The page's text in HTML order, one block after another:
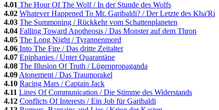
4.01 The Hour Of The Wolf / In der Stunde des Wolfs
4.02 Whatever Happened To Mr. Garibaldi? / Der Letzte des Kha'Ri
4.03 The Summoning / Rückkehr vom Schattenplaneten
4.04 Falling Toward Apotheosis / Das Monster auf dem Thron
4.05 The Long Night / Tyrannenmord
4.06 Into The Fire / Das dritte Zeitalter
4.07 Epiphanies / Unter Quarantäne
4.08 The Illusion Of Truth / Lügenpropaganda
4.09 Atonement / Das Traumorakel
4.10 Racing Mars / Captain Jack
4.11 Lines Of Communication / Die Stimme des Widerstands
4.12 Conflicts Of Interests / Ein Job für Garibaldi